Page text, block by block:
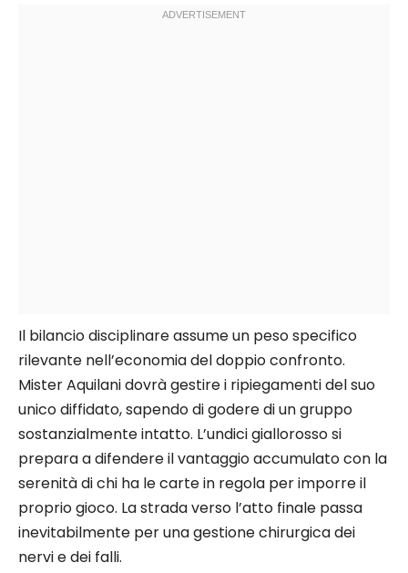
Il bilancio disciplinare assume un peso specifico
rilevante nell’economia del doppio confronto.
Mister Aquilani dovrà gestire i ripiegamenti del suo
unico diffidato, sapendo di godere di un gruppo
sostanzialmente intatto. L’undici giallorosso si
prepara a difendere il vantaggio accumulato con la
serenità di chi ha le carte in regola per imporre il
proprio gioco. La strada verso l’atto finale passa
inevitabilmente per una gestione chirurgica dei
nervi e dei falli.